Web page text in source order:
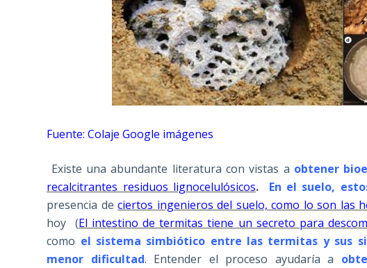
Fuente: Colaje Google imágenes
Existe una abundante literatura con vistas a obtener
recalcitrantes residuos lignocelulósicos. En el suelo,
presencia deciertos ingenieros del suelo, como lo son las
hoy (El intestino de termitas tiene un secreto para
como el sistema simbiótico entre las termitas y sus
menor dificultad. Entender el proceso ayudaría a